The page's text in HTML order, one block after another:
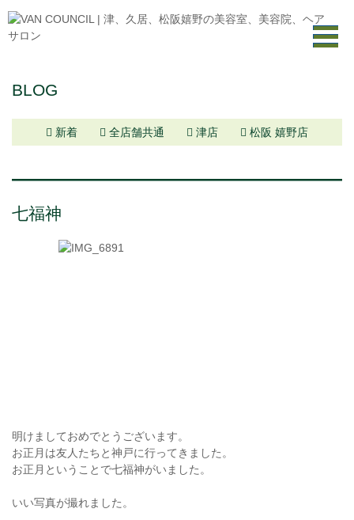
BLOG
新着 全店舗共通 津店 松阪 嬉野店
七福神
明けましておめでとうございます。
お正月は友人たちと神戸に行ってきました。
お正月ということで七福神がいました。
いい写真が撮れました。